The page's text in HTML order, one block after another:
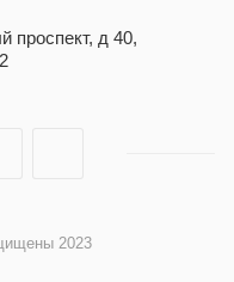
проспект, д 40,
2023